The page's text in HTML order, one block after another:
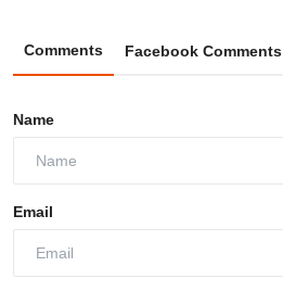
Comments Facebook Comments
Name
Email